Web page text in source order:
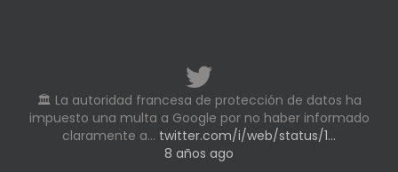
🏛️ La autoridad francesa de protección de datos ha
impuesto una multa a Google por no haber informado
claramente a… twitter.com/i/web/status/1…
8 años ago